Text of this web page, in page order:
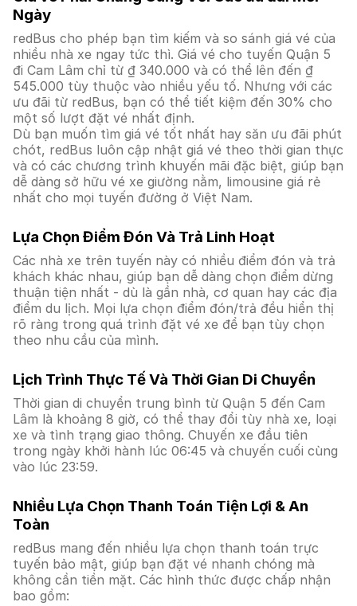
Ngày
redBus cho phép bạn tìm kiếm và so sánh giá vé của
nhiều nhà xe ngay tức thì. Giá vé cho tuyến Quận 5
đi Cam Lâm chỉ từ ₫ 340.000 và có thể lên đến ₫
545.000 tùy thuộc vào nhiều yếu tố. Nhưng với các
ưu đãi từ redBus, bạn có thể tiết kiệm đến 30% cho
một số lượt đặt vé nhất định.
Dù bạn muốn tìm giá vé tốt nhất hay săn ưu đãi phút
chót, redBus luôn cập nhật giá vé theo thời gian thực
và có các chương trình khuyến mãi đặc biệt, giúp bạn
dễ dàng sở hữu vé xe giường nằm, limousine giá rẻ
nhất cho mọi tuyến đường ở Việt Nam.
Lựa Chọn Điểm Đón Và Trả Linh Hoạt
Các nhà xe trên tuyến này có nhiều điểm đón và trả
khách khác nhau, giúp bạn dễ dàng chọn điểm dừng
thuận tiện nhất - dù là gần nhà, cơ quan hay các địa
điểm du lịch. Mọi lựa chọn điểm đón/trả đều hiển thị
rõ ràng trong quá trình đặt vé xe để bạn tùy chọn
theo nhu cầu của mình.
Lịch Trình Thực Tế Và Thời Gian Di Chuyển
Thời gian di chuyển trung bình từ Quận 5 đến Cam
Lâm là khoảng 8 giờ, có thể thay đổi tùy nhà xe, loại
xe và tình trạng giao thông. Chuyến xe đầu tiên
trong ngày khởi hành lúc 06:45 và chuyến cuối cùng
vào lúc 23:59.
Nhiều Lựa Chọn Thanh Toán Tiện Lợi & An
Toàn
redBus mang đến nhiều lựa chọn thanh toán trực
tuyến bảo mật, giúp bạn đặt vé nhanh chóng mà
không cần tiền mặt. Các hình thức được chấp nhận
bao gồm: